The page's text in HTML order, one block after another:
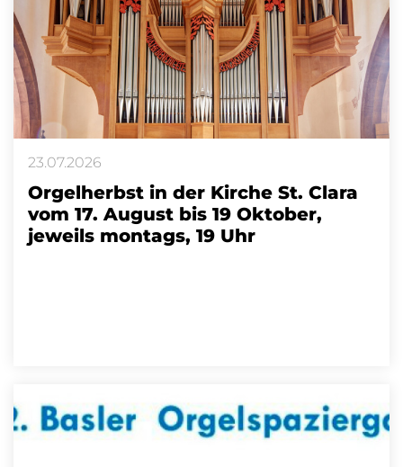
23.07.2026
Orgelherbst in der Kirche St. Clara
vom 17. August bis 19 Oktober,
jeweils montags, 19 Uhr